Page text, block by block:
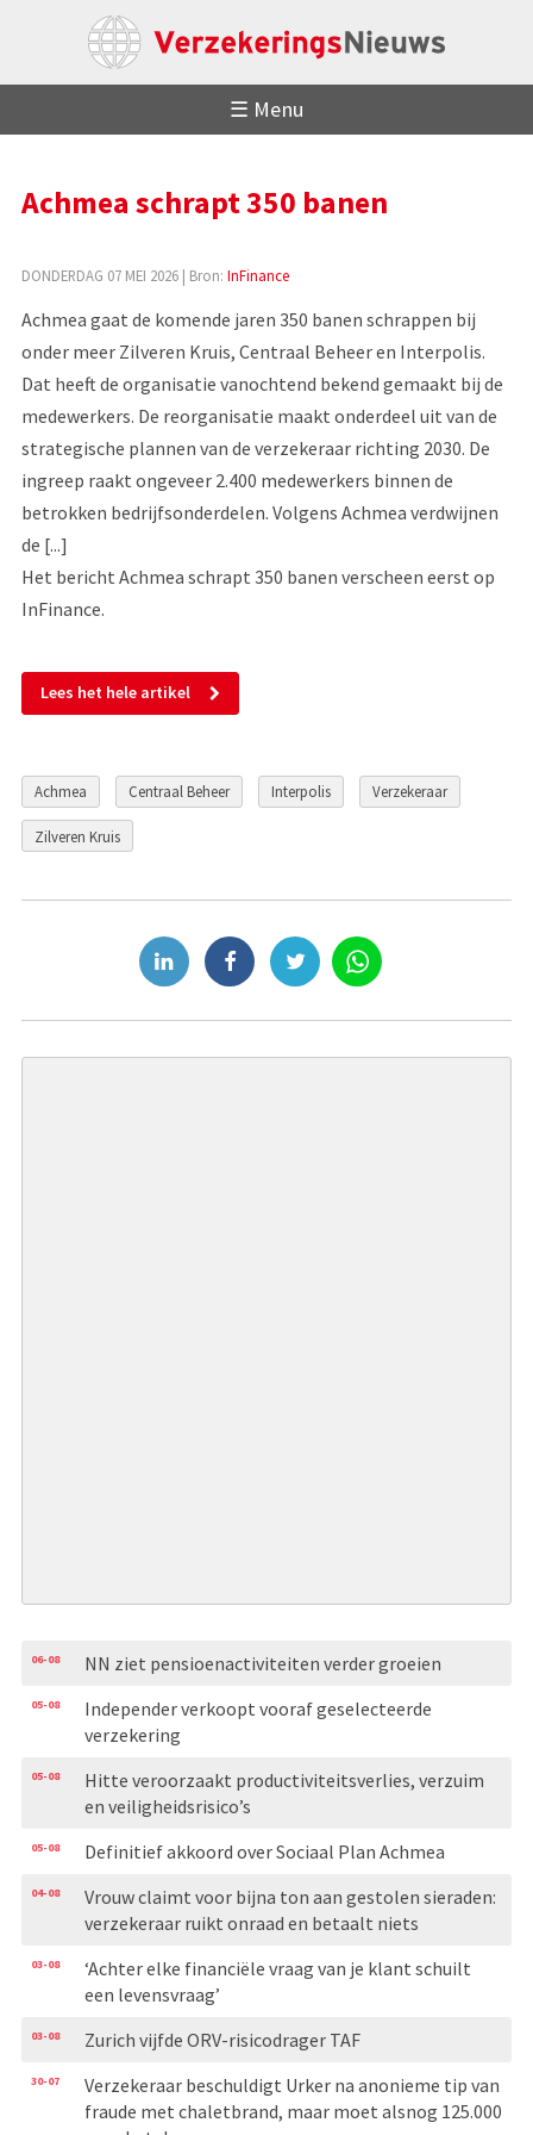
☰ Menu
Achmea schrapt 350 banen
DONDERDAG 07 MEI 2026| Bron: InFinance
Achmea gaat de komende jaren 350 banen schrappen bij
onder meer Zilveren Kruis, Centraal Beheer en Interpolis.
Dat heeft de organisatie vanochtend bekend gemaakt bij de
medewerkers. De reorganisatie maakt onderdeel uit van de
strategische plannen van de verzekeraar richting 2030. De
ingreep raakt ongeveer 2.400 medewerkers binnen de
betrokken bedrijfsonderdelen. Volgens Achmea verdwijnen
de [...]
Het bericht Achmea schrapt 350 banen verscheen eerst op
InFinance.
Lees het hele artikel
Achmea Centraal Beheer Interpolis Verzekeraar
Zilveren Kruis
06-08 NN ziet pensioenactiviteiten verder groeien
05-08
Independer verkoopt vooraf geselecteerde
verzekering
05-08
Hitte veroorzaakt productiviteitsverlies, verzuim
en veiligheidsrisico’s
05-08 Definitief akkoord over Sociaal Plan Achmea
04-08
Vrouw claimt voor bijna ton aan gestolen sieraden:
verzekeraar ruikt onraad en betaalt niets
03-08
‘Achter elke financiële vraag van je klant schuilt
een levensvraag’
03-08 Zurich vijfde ORV-risicodrager TAF
30-07
Verzekeraar beschuldigt Urker na anonieme tip van
fraude met chaletbrand, maar moet alsnog 125.000